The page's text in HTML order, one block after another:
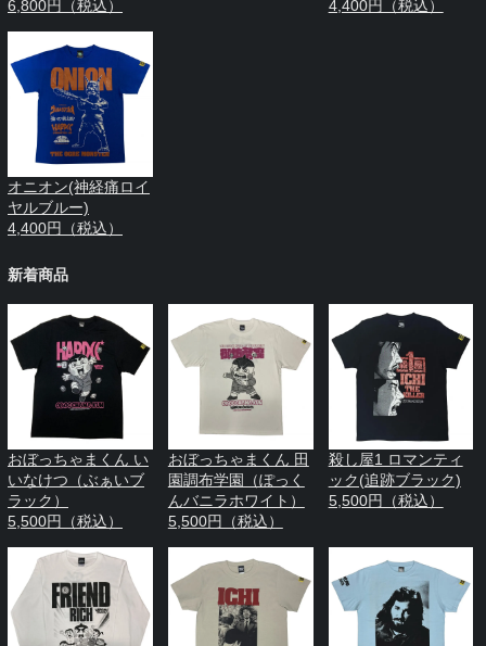
6,800円（税込）
4,400円（税込）
オニオン(神経痛ロイ
ヤルブルー)
4,400円（税込）
新着商品
おぼっちゃまくん い
いなけつ（ぶぁいブ
ラック）
5,500円（税込）
おぼっちゃまくん 田
園調布学園（ぽっく
んバニラホワイト）
5,500円（税込）
殺し屋1 ロマンティ
ック(追跡ブラック)
5,500円（税込）